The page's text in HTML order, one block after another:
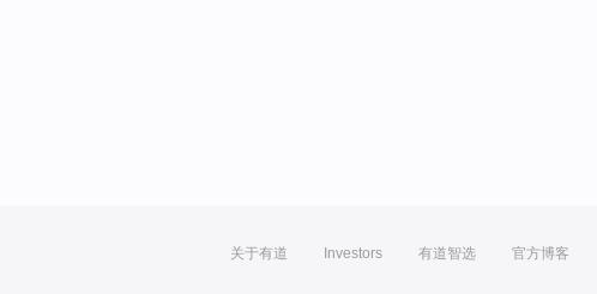
关于有道 Investors 有道智选 官方博客